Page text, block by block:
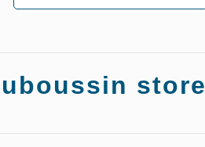
store